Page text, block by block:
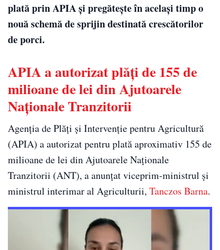
plată prin APIA și pregătește în același timp o
nouă schemă de sprijin destinată crescătorilor
de porci.
APIA a autorizat plăți de 155 de
milioane de lei din Ajutoarele
Naționale Tranzitorii
Agenția de Plăți și Intervenție pentru Agricultură
(APIA) a autorizat pentru plată aproximativ 155 de
milioane de lei din Ajutoarele Naționale
Tranzitorii (ANT), a anunțat viceprim-ministrul și
ministrul interimar al Agriculturii, Tanczos Barna.